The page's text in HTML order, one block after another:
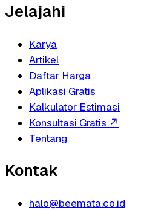
Jelajahi
Karya
Artikel
Daftar Harga
Aplikasi Gratis
Kalkulator Estimasi
Konsultasi Gratis ↗
Tentang
Kontak
halo@beemata.co.id